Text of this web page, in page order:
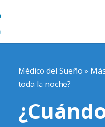
Médico del Sueño »
toda la noche?